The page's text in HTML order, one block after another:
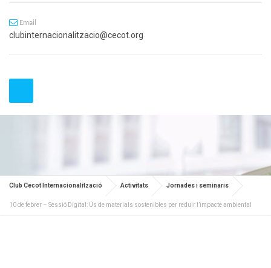
Email
clubinternacionalitzacio@cecot.org
Club Cecot Internacionalització Activitats Jornades i seminaris
10 de febrer – Sessió Digital: Ús de materials sostenibles per reduir l’impacte ambiental